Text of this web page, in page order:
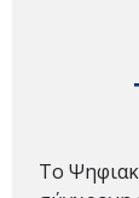
Το